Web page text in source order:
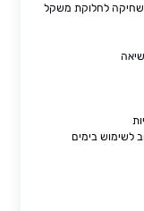
שחיקה לחלוקת משקל
לשימוש בימים